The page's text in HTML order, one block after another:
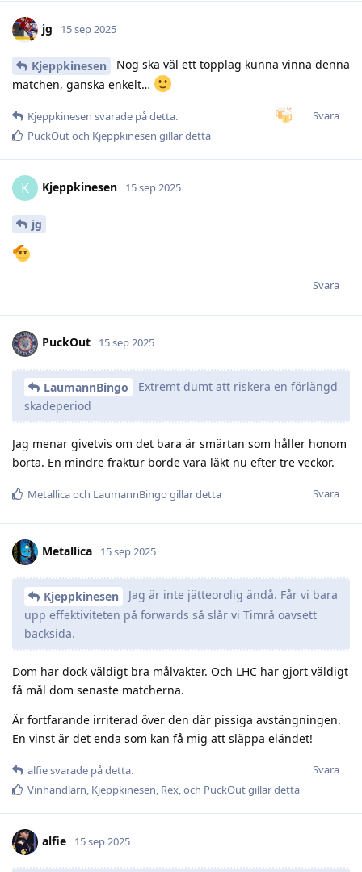
jg 15 sep 2025
Kjeppkinesen
Nog ska väl ett topplag kunna vinna denna
matchen, ganska enkelt…
Svara
Kjeppkinesen svarade på detta.
PuckOutoch Kjeppkinesen gillar detta
K Kjeppkinesen 15 sep 2025
jg
Svara
PuckOut 15 sep 2025
LaumannBingo
Extremt dumt att riskera en förlängd
skadeperiod
Jag menar givetvis om det bara är smärtan som håller honom
borta. En mindre fraktur borde vara läkt nu efter tre veckor.
Svara
Metallicaoch LaumannBingo gillar detta
Metallica 15 sep 2025
Kjeppkinesen
Jag är inte jätteorolig ändå. Får vi bara
upp effektiviteten på forwards så slår vi Timrå oavsett
backsida.
Dom har dock väldigt bra målvakter. Och LHC har gjort väldigt
få mål dom senaste matcherna.
Är fortfarande irriterad över den där pissiga avstängningen.
En vinst är det enda som kan få mig att släppa eländet!
Svara
alfiesvarade på detta.
Vinhandlarn, Kjeppkinesen, Rex, och PuckOutgillar detta
alfie 15 sep 2025